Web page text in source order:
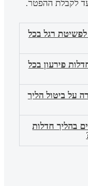
עד לקבלת ההפטר.
לפשיטת רגל בכל
פירעון בכל
על ביטול הליך
בהליך חדלות